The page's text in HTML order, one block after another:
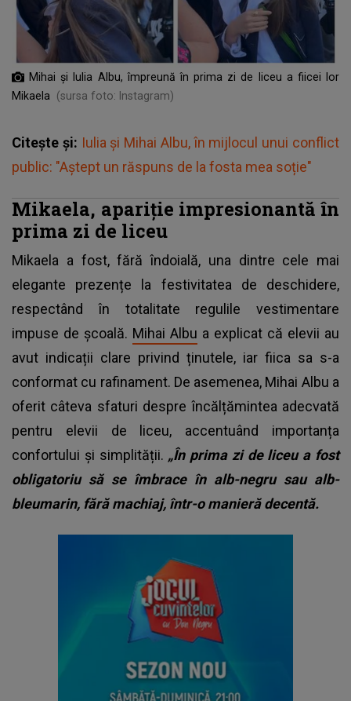
Mihai și Iulia Albu, împreună în prima zi de liceu a fiicei lor
Mikaela
(sursa foto: Instagram)
Citește și: Iulia și Mihai Albu, în mijlocul unui conflict
public: "Aștept un răspuns de la fosta mea soție"
Mikaela, apariție impresionantă în
prima zi de liceu
Mikaela a fost, fără îndoială, una dintre cele mai
elegante prezențe la festivitatea de deschidere,
respectând în totalitate regulile vestimentare
impuse de școală. Mihai Albu a explicat că elevii au
avut indicații clare privind ținutele, iar fiica sa s-a
conformat cu rafinament. De asemenea, Mihai Albu a
oferit câteva sfaturi despre încălțămintea adecvată
pentru elevii de liceu, accentuând importanța
confortului și simplității. „În prima zi de liceu a fost
obligatoriu să se îmbrace în alb-negru sau alb-
bleumarin, fără machiaj, într-o manieră decentă.